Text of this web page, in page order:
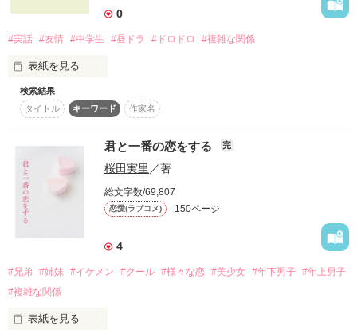
ステータス 全て 完結
作品の長さ
作品の長さについて
コンテスト
0
#実話 #友情 #中学生 #昼ドラ #ドロドロ #複雑な関係
表紙を見る
これはノンフィクションです。今現在、この状況になっている
ことを書いた小説です。
実在の人物、場所名は一切関係ございません。
――――――幸せを願うほど人を傷つける
――――もしもドラマやマンガ、アニメのような世界観の物
検索結果
タイトル
キーワード 作家名
君と一番の恋をする 完
桜田実里 ／著
総文字数/69,807
恋愛(ラブコメ) 150ページ
4
#兄弟 #姉妹 #イケメン #クール #様々な恋 #美少女 #年下男子 #年上男子
#複雑な関係
表紙を見る